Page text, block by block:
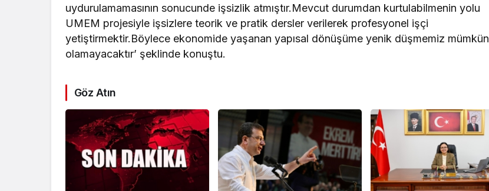
uydurulamamasının sonucunde işsizlik atmıştır.Mevcut durumdan kurtulabilmenin yolu
UMEM projesiyle işsizlere teorik ve pratik dersler verilerek profesyonel işçi
yetiştirmektir.Böylece ekonomide yaşanan yapısal dönüşüme yenik düşmemiz mümkün
olamayacaktır’ şeklinde konuştu.
Göz Atın